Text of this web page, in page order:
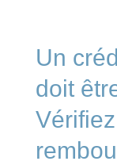
Un
doit